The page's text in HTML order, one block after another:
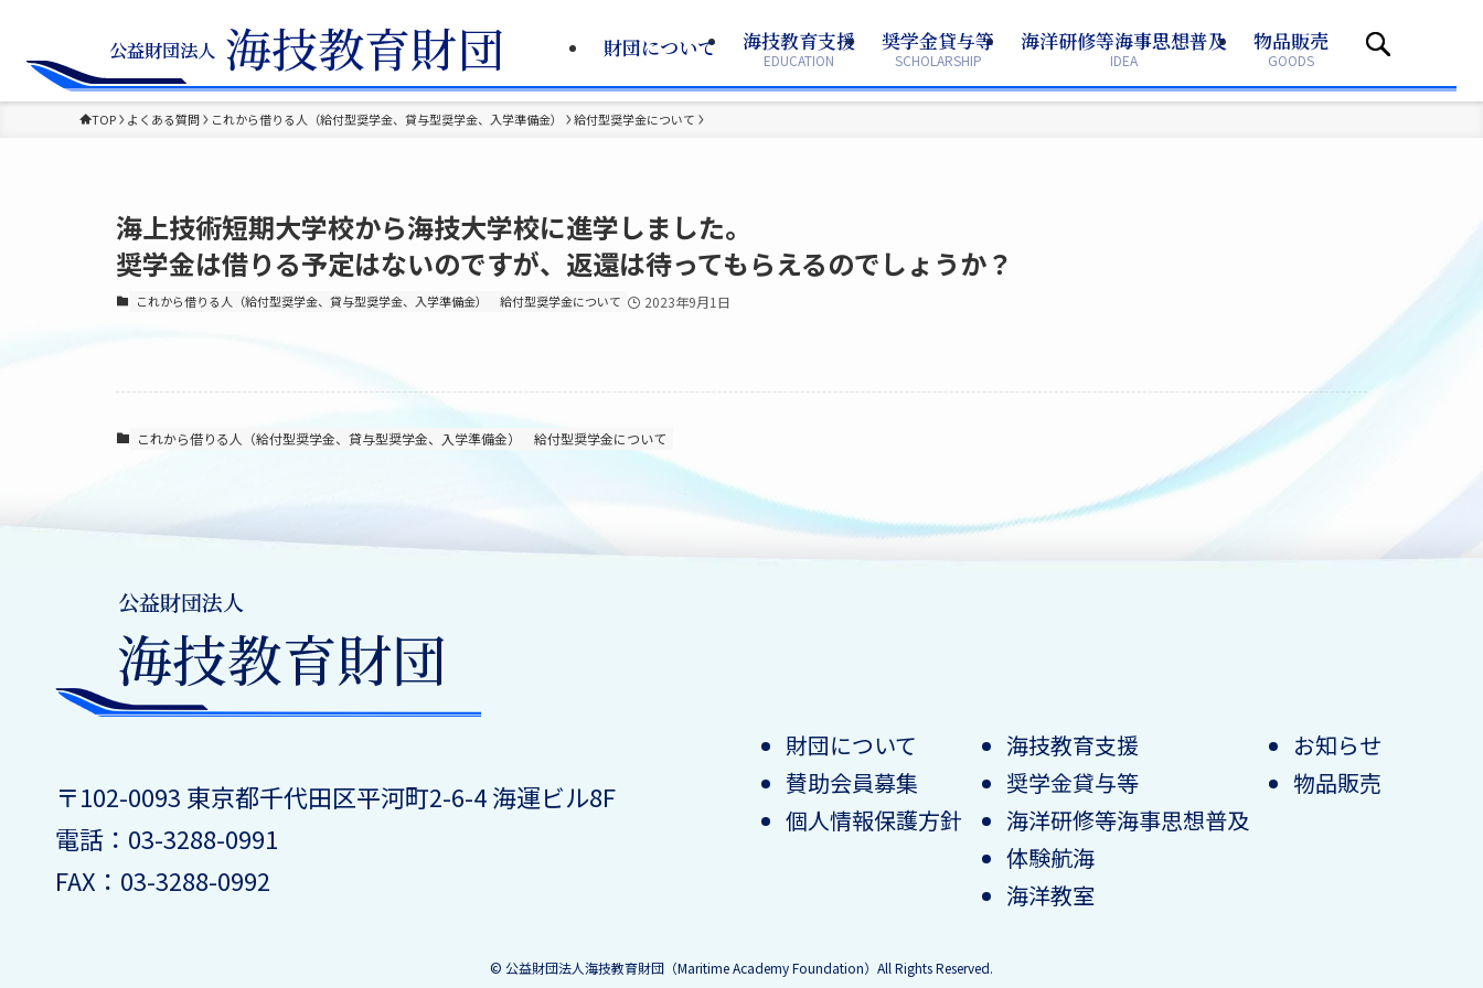
財団について 海技教育支援
EDUCATION
奨学金貸与等
SCHOLARSHIP
海洋研修等海事思想普及
IDEA
物品販売
GOODS
財団について 海技教育支援
EDUCATION
奨学金貸与等
SCHOLARSHIP
海洋研修等海事思想普及
IDEA
物品販売
GOODS
TOP よくある質問 これから借りる人（給付型奨学金、貸与型奨学金、入学準備金） 給付型奨学金について
海上技術短期大学校から海技大学校に進学しました。
奨学金は借りる予定はないのですが、返還は待ってもらえるのでしょうか？
これから借りる人（給付型奨学金、貸与型奨学金、入学準備金） 給付型奨学金について 2023年9月1日
これから借りる人（給付型奨学金、貸与型奨学金、入学準備金） 給付型奨学金について
〒102-0093 東京都千代田区平河町2-6-4 海運ビル8F
電話：03-3288-0991
FAX：03-3288-0992
財団について
賛助会員募集
個人情報保護方針
海技教育支援
奨学金貸与等
海洋研修等海事思想普及
体験航海
海洋教室
お知らせ
物品販売
© 公益財団法人海技教育財団（Maritime Academy Foundation）All Rights Reserved.